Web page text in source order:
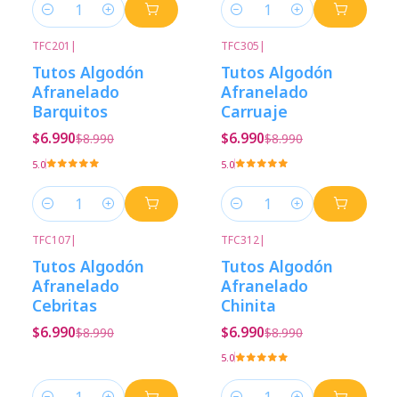
Cantidad Cantidad
TFC201 |
Tutos Algodón
Afranelado
Barquitos
$6.990$8.990
5.0
Cantidad
TFC305 |
Tutos Algodón
Afranelado
Carruaje
$6.990$8.990
5.0
Cantidad
TFC107|
Tutos Algodón
Afranelado
Cebritas
$6.990$8.990
TFC312|
Tutos Algodón
Afranelado
Chinita
$6.990$8.990
5.0